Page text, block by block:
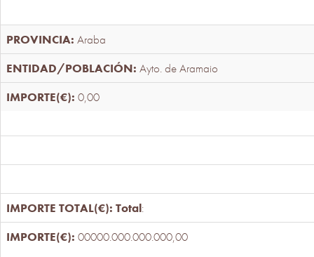
Araba
Ayto. de Aramaio
0,00
Total:
00000.000.000.000,00